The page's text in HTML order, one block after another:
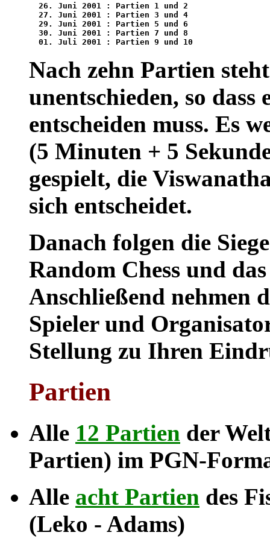
  26. Juni 2001 : Partien 1 und 2
  27. Juni 2001 : Partien 3 und 4
  29. Juni 2001 : Partien 5 und 6
  30. Juni 2001 : Partien 7 und 8
Nach zehn Partien
unentschieden, so
entscheiden muss. Es
(5 Minuten + 5
gespielt, die
sich entscheidet.
Danach folgen die
Random Chess und
Anschließend nehmen
Spieler und
Stellung zu Ihren
Partien
Alle 12 Partien der
Partien) im PGN-
Alle acht Partien des
(Leko - Adams)